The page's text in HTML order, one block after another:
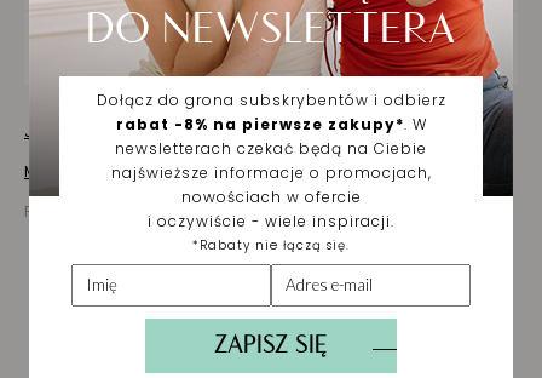
ZAKUPY NA RATY
Jak dbać o biżuterię
Masz pytania? Zapytaj!
Prezentowana cena jest ceną brutto